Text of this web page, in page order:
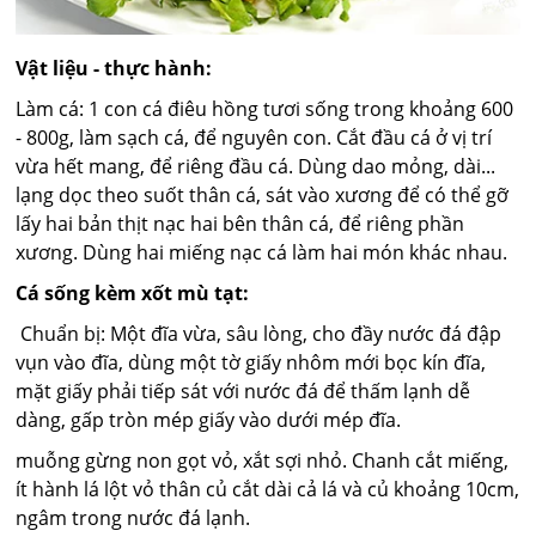
Vật liệu - thực hành:
Làm cá: 1 con cá điêu hồng tươi sống trong khoảng 600
- 800g, làm sạch cá, để nguyên con. Cắt đầu cá ở vị trí
vừa hết mang, để riêng đầu cá. Dùng dao mỏng, dài...
lạng dọc theo suốt thân cá, sát vào xương để có thể gỡ
lấy hai bản thịt nạc hai bên thân cá, để riêng phần
xương. Dùng hai miếng nạc cá làm hai món khác nhau.
Cá sống kèm xốt mù tạt:
Chuẩn bị: Một đĩa vừa, sâu lòng, cho đầy nước đá đập
vụn vào đĩa, dùng một tờ giấy nhôm mới bọc kín đĩa,
mặt giấy phải tiếp sát với nước đá để thấm lạnh dễ
dàng, gấp tròn mép giấy vào dưới mép đĩa.
muỗng gừng non gọt vỏ, xắt sợi nhỏ. Chanh cắt miếng,
ít hành lá lột vỏ thân củ cắt dài cả lá và củ khoảng 10cm,
ngâm trong nước đá lạnh.